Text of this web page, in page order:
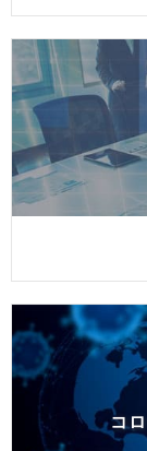
コ